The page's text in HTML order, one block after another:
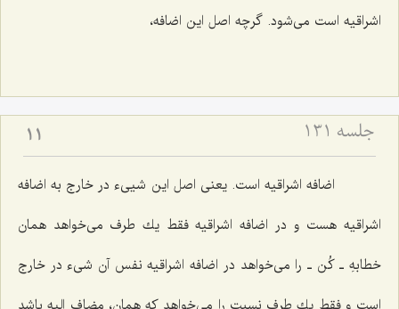
اشراقیه است مى‌شود. گرچه اصل این اضافه،
جلسه ۱۳۱ 11
اضافه اشراقیه است. یعنى اصل این شیى‌ء در خارج به اضافه
اشراقیه هست و در اضافه اشراقیه فقط یك طرف مى‌خواهد همان
خطابهِ ـ كُن ـ را مى‌خواهد در اضافه اشراقیه نفس آن شی‌ء در خارج